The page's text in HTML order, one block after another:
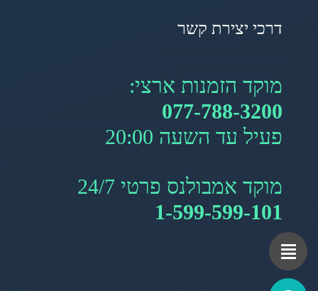
דרכי יצירת קשר
מוקד הזמנות ארצי:
077-788-3200
פעיל עד השעה 20:00
מוקד אמבולנס פרטי 24/7
1-599-599-101